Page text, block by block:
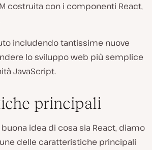
costruita con i componenti React,
includendo tantissime nuove
lo sviluppo web più semplice
JavaScript.
principali
idea di cosa sia React, diamo
delle caratteristiche principali